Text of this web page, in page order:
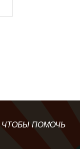
ПОМОЧЬ